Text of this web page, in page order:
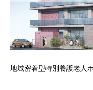
地域密着型特別養護老人